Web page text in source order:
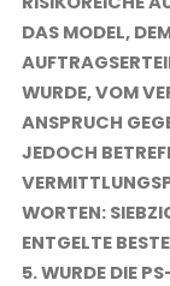
AS MODEL, DEM
URDE, VOM
NSPRUCH
EDOCH
ORTEN: SIEBZIG
NTGELTE
5. WURDE DIE